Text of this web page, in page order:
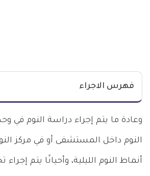
فهرس الاجراء
وعادة ما يتم إجراء دراسة النوم في
النوم داخل المستشفى أو في مركز
أنماط النوم الليلية، وأحيانًا يتم